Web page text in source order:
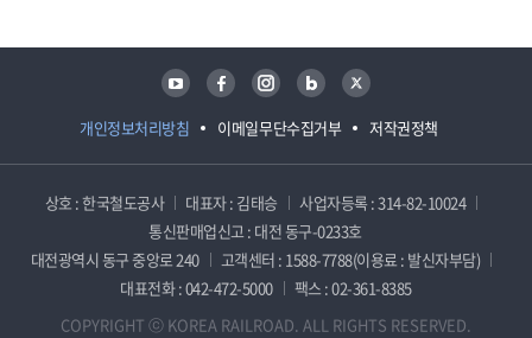
개인정보처리방침 이메일무단수집거부 저작권정책
유튜브 페이스북 인스타그램 블로그 트위터
상호 : 한국철도공사 대표자 : 김태승
사업자등록 : 314-82-10024
통신판매업신고 : 대전 동구-0233호
대전광역시 동구 중앙로 240
고객센터 : 1588-7788(이용료 : 발신자부담)
대표전화 : 042-472-5000
팩스 : 02-361-8385
COPYRIGHT ⓒ KOREA RAILROAD. ALL RIGHTS RESERVED.